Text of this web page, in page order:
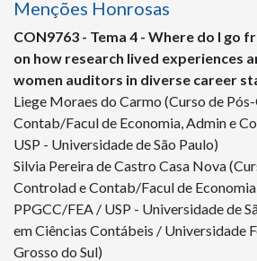
Menções Honrosas
CON9763 - Tema 4 - Where do I go
on how research lived experiences
women auditors in diverse career
Liege Moraes do Carmo (Curso de
Contab/Facul de Economia, Admin e
USP - Universidade de São Paulo)
Silvia Pereira de Castro Casa Nova
Controlad e Contab/Facul de
PPGCC/FEA / USP - Universidade de
em Ciências Contábeis / Universidade
Grosso do Sul)